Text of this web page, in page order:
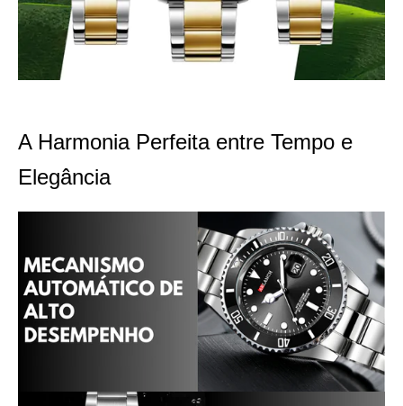
A Harmonia Perfeita entre Tempo e
Elegância